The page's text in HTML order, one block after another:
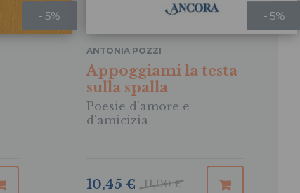
- 5% - 5%
Appoggiami la testa
sulla spalla
Poesie d'amore e
d'amicizia
ANTONIA POZZI
11,00 €
10,45 €